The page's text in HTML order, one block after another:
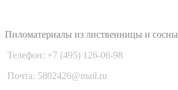
Пиломатериалы из лиственницы и сосны
Телефон: +7 (495) 126-06-98
Почта: 5802426@mail.ru